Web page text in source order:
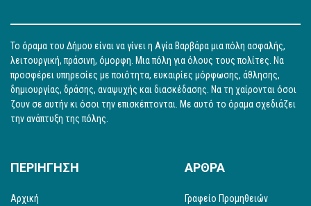
Το όραμα του Δήμου είναι να γίνει η Αγία Βαρβάρα μια πόλη ασφαλής,
λειτουργική, πράσινη, όμορφη. Μια πόλη για όλους τους πολίτες. Να
προσφέρει υπηρεσίες με ποιότητα, ευκαιρίες μόρφωσης, άθλησης,
δημιουργίας, δράσης, αναψυχής και διασκέδασης. Να τη χαίρονται όσοι
ζουν σε αυτήν κι όσοι την επισκέπτονται. Με αυτό το όραμα σχεδιάζει
την ανάπτυξη της πόλης.
ΠΕΡΙΗΓΗΣΗ
Αρχική
ΑΡΘΡΑ
Γραφείο Προμηθειών